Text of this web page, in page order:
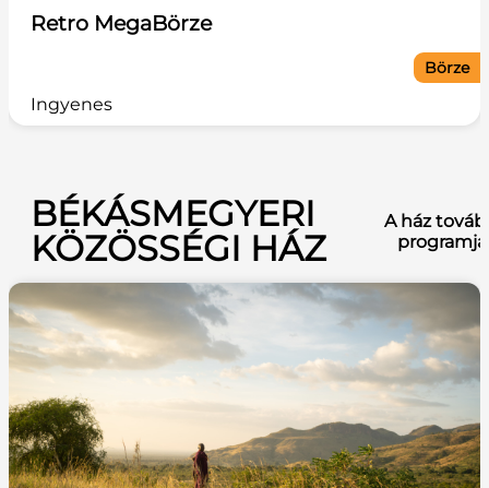
Retro MegaBörze
Ingyenes
Börze
BÉKÁSMEGYERI
KÖZÖSSÉGI HÁZ
A ház